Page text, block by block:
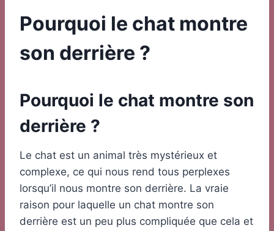
Pourquoi le chat montre
son derrière ?
Pourquoi le chat montre son
derrière ?
Le chat est un animal très mystérieux et
complexe, ce qui nous rend tous perplexes
lorsqu’il nous montre son derrière. La vraie
raison pour laquelle un chat montre son
derrière est un peu plus compliquée que cela et